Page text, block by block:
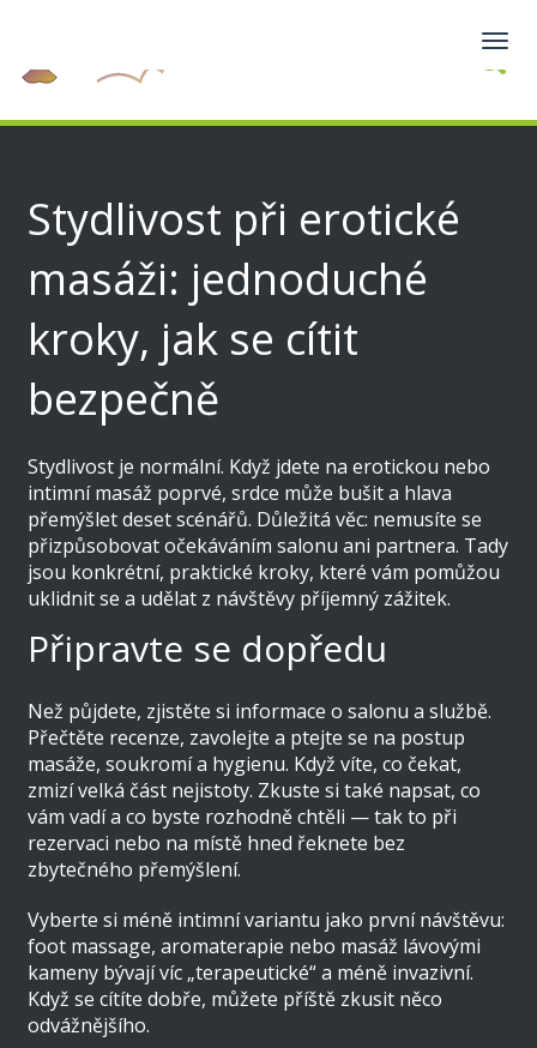
Stydlivost při erotické
masáži: jednoduché
kroky, jak se cítit
bezpečně
Stydlivost je normální. Když jdete na erotickou nebo
intimní masáž poprvé, srdce může bušit a hlava
přemýšlet deset scénářů. Důležitá věc: nemusíte se
přizpůsobovat očekáváním salonu ani partnera. Tady
jsou konkrétní, praktické kroky, které vám pomůžou
uklidnit se a udělat z návštěvy příjemný zážitek.
Připravte se dopředu
Než půjdete, zjistěte si informace o salonu a službě.
Přečtěte recenze, zavolejte a ptejte se na postup
masáže, soukromí a hygienu. Když víte, co čekat,
zmizí velká část nejistoty. Zkuste si také napsat, co
vám vadí a co byste rozhodně chtěli — tak to při
rezervaci nebo na místě hned řeknete bez
zbytečného přemýšlení.
Vyberte si méně intimní variantu jako první návštěvu:
foot massage, aromaterapie nebo masáž lávovými
kameny bývají víc „terapeutické“ a méně invazivní.
Když se cítíte dobře, můžete příště zkusit něco
odvážnějšího.